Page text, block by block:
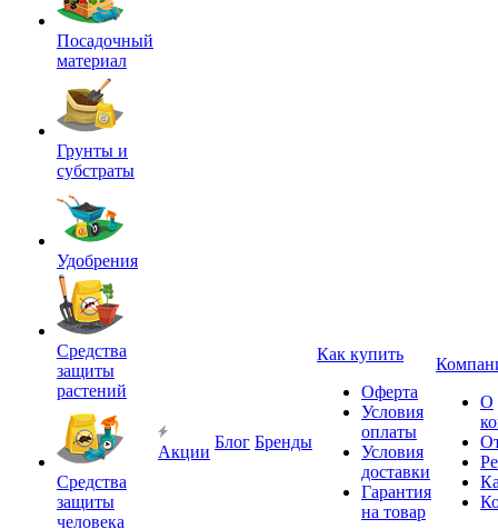
Посадочный
материал
Грунты и
субстраты
Удобрения
Средства
защиты
растений
Средства
защиты
человека
Акции
Блог Бренды
Как купить
Оферта
Условия
оплаты
Условия
доставки
Гарантия
на товар
О